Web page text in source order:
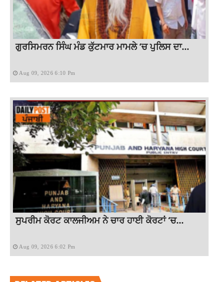
ਗੁਰਸਿਮਰਨ ਸਿੰਘ ਮੰਡ ਕੁੱਟਮਾਰ ਮਾਮਲੇ ‘ਚ ਪੁਲਿਸ ਦਾ...
Aug 09, 2026 6:10 Pm
ਸੁਪਰੀਮ ਕੋਰਟ ਕਾਲਜੀਅਮ ਨੇ ਚਾਰ ਹਾਈ ਕੋਰਟਾਂ ‘ਚ...
Aug 09, 2026 6:02 Pm